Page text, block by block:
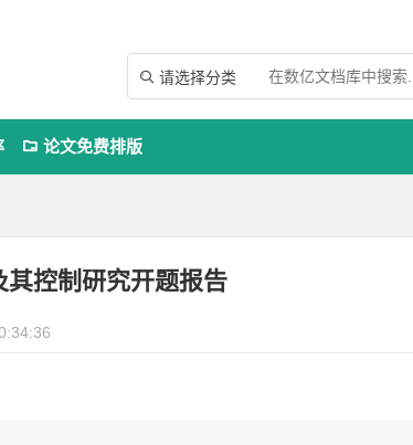
 请选择分类
 论文免费排版
控制研究开题报告